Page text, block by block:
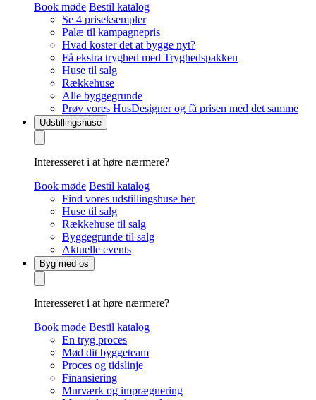
Book møde Bestil katalog
Se 4 priseksempler
Palæ til kampagnepris
Hvad koster det at bygge nyt?
Få ekstra tryghed med Tryghedspakken
Huse til salg
Rækkehuse
Alle byggegrunde
Prøv vores HusDesigner og få prisen med det samme
Udstillingshuse
Interesseret i at høre nærmere?
Book møde Bestil katalog
Find vores udstillingshuse her
Huse til salg
Rækkehuse til salg
Byggegrunde til salg
Aktuelle events
Byg med os
Interesseret i at høre nærmere?
Book møde Bestil katalog
En tryg proces
Mød dit byggeteam
Proces og tidslinje
Finansiering
Murværk og imprægnering